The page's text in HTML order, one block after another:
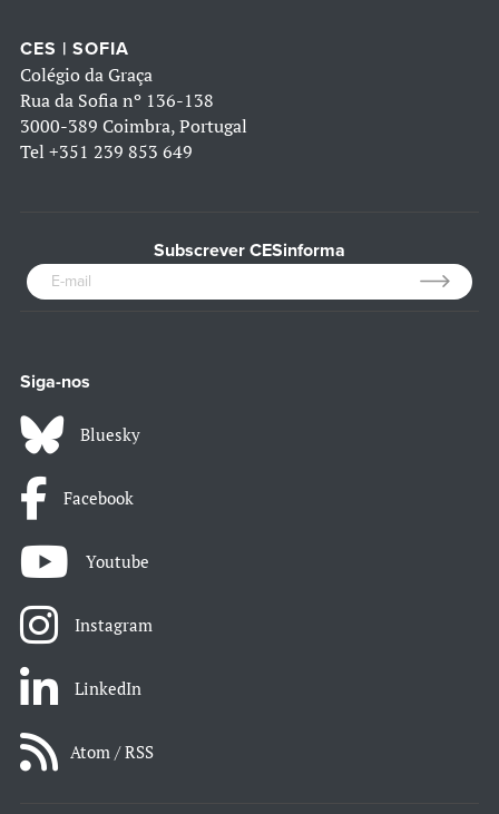
CES | SOFIA
Colégio da Graça
Rua da Sofia nº 136-138
3000-389 Coimbra, Portugal
Tel +351 239 853 649
Subscrever CESinforma
Siga-nos
Bluesky
Facebook
Youtube
Instagram
LinkedIn
Atom / RSS